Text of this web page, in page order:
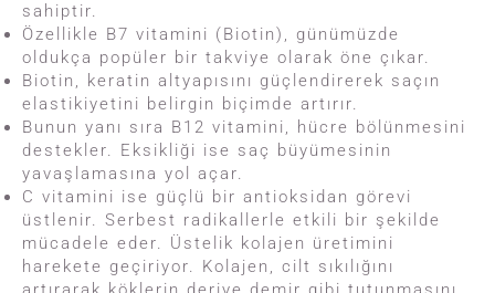
sahiptir.
Özellikle B7 vitamini (Biotin), günümüzde
oldukça popüler bir takviye olarak öne çıkar.
Biotin, keratin altyapısını güçlendirerek saçın
elastikiyetini belirgin biçimde artırır.
Bunun yanı sıra B12 vitamini, hücre bölünmesini
destekler. Eksikliği ise saç büyümesinin
yavaşlamasına yol açar.
C vitamini ise güçlü bir antioksidan görevi
üstlenir. Serbest radikallerle etkili bir şekilde
mücadele eder. Üstelik kolajen üretimini
harekete geçiriyor. Kolajen, cilt sıkılığını